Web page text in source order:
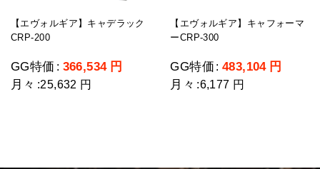
【エヴォルギア】キャデラック
CRP-200
GG特価 : 366,534 円
月々 :25,632 円
【エヴォルギア】キャフォーマ
ーCRP-300
GG特価 : 483,104 円
月々 :6,177 円